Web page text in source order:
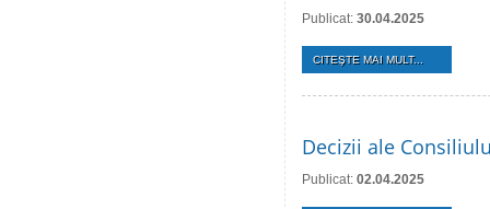
Publicat: 30.04.2025
CITEŞTE MAI MULT...
Decizii ale
Publicat: 02.04.2025